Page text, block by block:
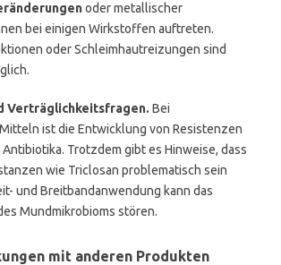
oder metallischer
bei einigen Wirkstoffen auftreten.
oder Schleimhautreizungen sind
Verträglichkeitsfragen. Bei
ist die Entwicklung von Resistenzen
Trotzdem gibt es Hinweise, dass
wie Triclosan problematisch sein
und Breitbandanwendung kann das
Mundmikrobioms stören.
mit anderen Produkten